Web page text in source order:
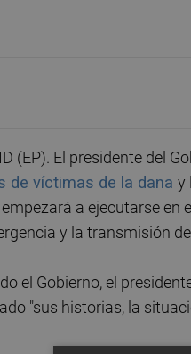
(EP). El presidente del
de víctimas de la dana y
a ejecutarse en
y la transmisión
el Gobierno, el
"sus historias, la